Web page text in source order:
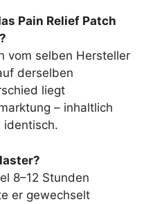
Pain Relief Patch
vom selben Hersteller
derselben
liegt
– inhaltlich
identisch.
8–12 Stunden
er gewechselt